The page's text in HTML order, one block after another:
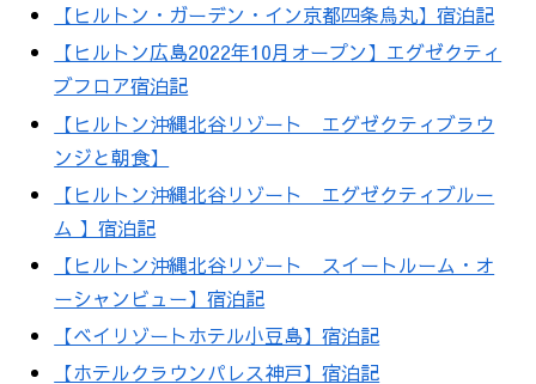
【ヒルトン・ガーデン・イン京都四条烏丸】宿泊記
【ヒルトン広島2022年10月オープン】エグゼクティ
ブフロア宿泊記
【ヒルトン沖縄北谷リゾート エグゼクティブラウ
ンジと朝食】
【ヒルトン沖縄北谷リゾート エグゼクティブルー
ム 】宿泊記
【ヒルトン沖縄北谷リゾート スイートルーム・オ
ーシャンビュー】宿泊記
【ベイリゾートホテル小豆島】宿泊記
【ホテルクラウンパレス神戸】宿泊記